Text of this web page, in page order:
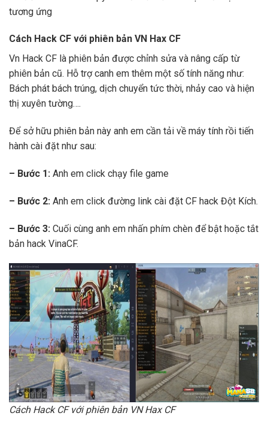
tương ứng
Cách Hack CF với phiên bản VN Hax CF
Vn Hack CF là phiên bản được chỉnh sửa và nâng cấp từ
phiên bản cũ. Hỗ trợ canh em thêm một số tính năng như:
Bách phát bách trúng, dịch chuyển tức thời, nhảy cao và hiện
thị xuyên tường….
Để sở hữu phiên bản này anh em cần tải về máy tính rồi tiến
hành cài đặt như sau:
– Bước 1: Anh em click chạy file game
– Bước 2: Anh em click đường link cài đặt CF hack Đột Kích.
– Bước 3: Cuối cùng anh em nhấn phím chèn để bật hoặc tắt
bản hack VinaCF.
Cách Hack CF với phiên bản VN Hax CF